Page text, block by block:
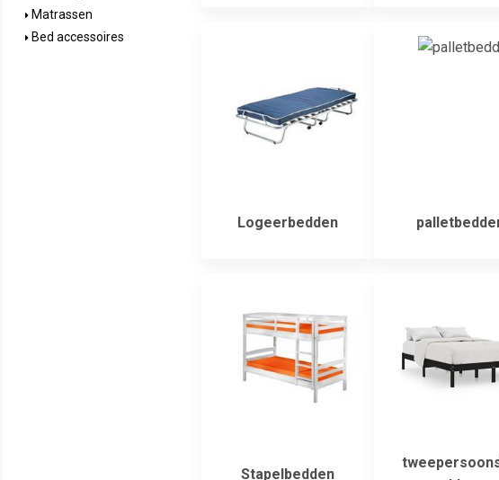
Matrassen
Bed accessoires
Logeerbedden
Stapelbedden